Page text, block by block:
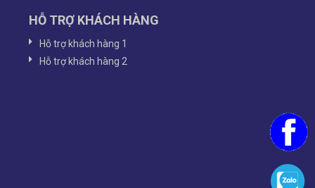
HỖ TRỢ KHÁCH HÀNG
Hỗ trợ khách hàng 1
Hỗ trợ khách hàng 2